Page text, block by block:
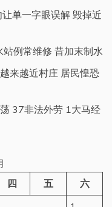
单一字眼误解 毁掉近
例常维修 昔加末制水
来越近村庄 居民惶恐
37非法外劳 1大马经
四 五
六